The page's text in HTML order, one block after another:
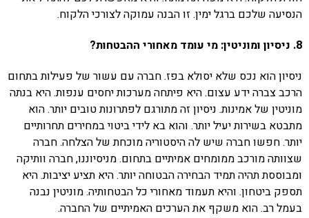
הנסיעה שלכם ברגל ימין. זו הבנה עמוקה לצורכי הלקוח.
8. ניסיון ומוניטין: מי עומד מאחורי ההבטחות?
ניסיון הוא נכס שלא יסולא בפז. חברה עם עשור של פעילות בתחום
הרכב צברה ידע עצום. היא פיתחה מערכות יחסים ענפות. היא בנתה
מוניטין של אמינות. ניסיון זה מתורגם לפתרונות טובים יותר. הוא
מתבטא בשירות יעיל יותר. והוא בא לידי ביטוי במחירים תחרותיים
יותר. חפשו חברה שיש לה היסטוריה מוכחת של הצלחה. חברה
שצוותה מורכב ממומחים אמיתיים בתחום. מניסיוננו, חברה וותיקה
ומבוססת תהיה תמיד הבחירה הבטוחה יותר. היא תציע יציבות. היא
תספק ביטחון. והיא תעמוד מאחורי כל הבטחותיה. מוניטין נבנה
בעמל רב. הוא משקף את הערכים האמיתיים של החברה.